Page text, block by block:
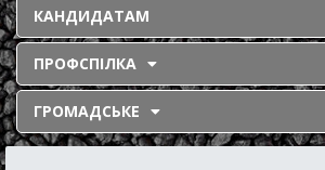
КАНДИДАТАМ
ПРОФСПІЛКА
ГРОМАДСЬКЕ